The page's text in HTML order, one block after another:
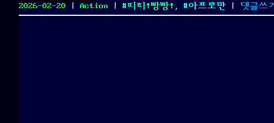
い
ミ
Posted
on
2026-02-20 Categories
Action Tags
띠띠!빵빵! , 아프로만 댓글쓰기